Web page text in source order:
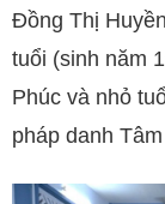
Đồng Thị
tuổi (sinh năm
Phúc và nhỏ
pháp danh